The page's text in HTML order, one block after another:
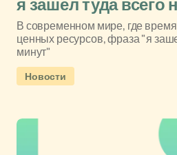
я зашел туда всего
В современном мире, где
ценных ресурсов, фраза "я
минут"
Новости